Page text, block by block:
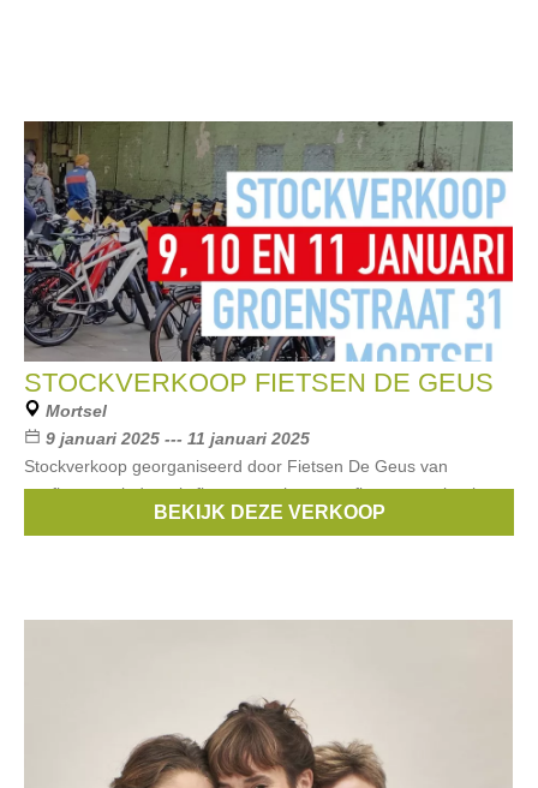
STOCKVERKOOP FIETSEN DE GEUS
Mortsel
9 januari 2025 --- 11 januari 2025
Stockverkoop georganiseerd door Fietsen De Geus van
testfietsen, eindereeksfietsen en showroomfietsen met kortingen
BEKIJK DEZE VERKOOP